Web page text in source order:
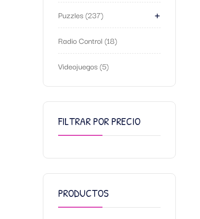
Puzzles 237 +
Radio Control 18
Videojuegos 5
FILTRAR POR PRECIO
PRODUCTOS